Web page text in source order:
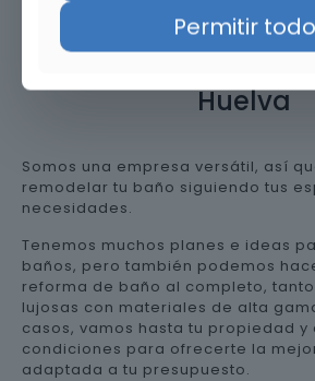
Huelva
Somos una empresa versátil, así
remodelar tu baño siguiendo tus
necesidades.
Tenemos muchos planes e ideas
baños, pero también podemos
reforma de baño al completo,
lujosas con materiales de alta
casos, vamos hasta tu propiedad y
condiciones para ofrecerte la
adaptada a tu presupuesto.
Permitir todo